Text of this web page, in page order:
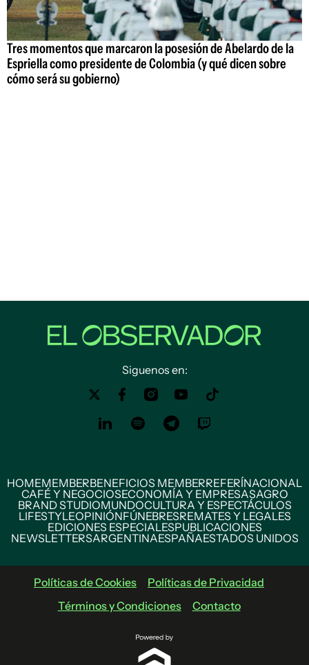
Tres momentos que marcaron la posesión de Abelardo de la
Espriella como presidente de Colombia (y qué dicen sobre
cómo será su gobierno)
Siguenos en:
HOMEMEMBERBENEFICIOS MEMBERREFERÍNACIONAL
CAFÉ Y NEGOCIOSECONOMÍA Y EMPRESASAGRO
BRAND STUDIOMUNDOCULTURA Y ESPECTÁCULOS
LIFESTYLEOPINIÓNFÚNEBRESREMATES Y LEGALES
EDICIONES ESPECIALESPUBLICACIONES
NEWSLETTERSARGENTINAESPAÑAESTADOS UNIDOS
Políticas de Cookies
Políticas de Privacidad
Términos y Condiciones
Contacto